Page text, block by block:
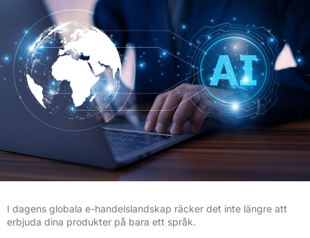
I dagens globala e-handelslandskap räcker det inte längre att
erbjuda dina produkter på bara ett språk.